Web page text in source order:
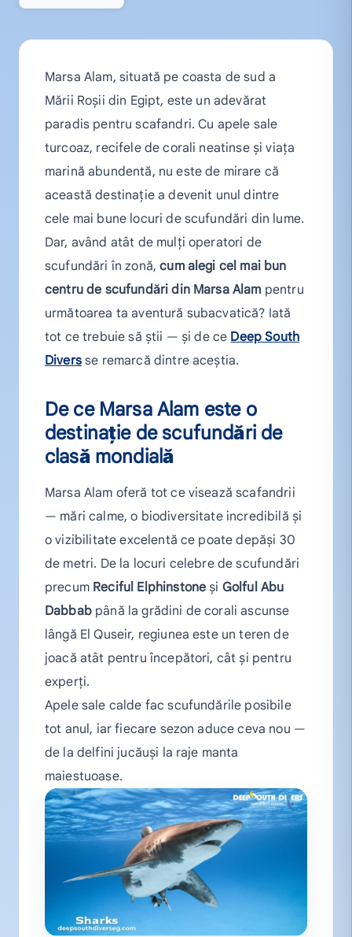
Marsa Alam, situată pe coasta de sud a
Mării Roșii din Egipt, este un adevărat
paradis pentru scafandri. Cu apele sale
turcoaz, recifele de corali neatinse și viața
marină abundentă, nu este de mirare că
această destinație a devenit unul dintre
cele mai bune locuri de scufundări din lume.
Dar, având atât de mulți operatori de
scufundări în zonă,cum alegi cel mai bun
centru de scufundări din Marsa Alam pentru
următoarea ta aventură subacvatică? Iată
tot ce trebuie să știi — și de ce Deep South
Diversse remarcă dintre aceștia.
De ce Marsa Alam este o
destinație de scufundări de
clasă mondială
Marsa Alam oferă tot ce visează scafandrii
— mări calme, o biodiversitate incredibilă și
o vizibilitate excelentă ce poate depăși 30
de metri. De la locuri celebre de scufundări
precum Reciful Elphinstone și Golful Abu
Dabbabpână la grădini de corali ascunse
lângă El Quseir, regiunea este un teren de
joacă atât pentru începători, cât și pentru
experți.
Apele sale calde fac scufundările posibile
tot anul, iar fiecare sezon aduce ceva nou —
de la delfini jucăuși la raje manta
maiestuoase.